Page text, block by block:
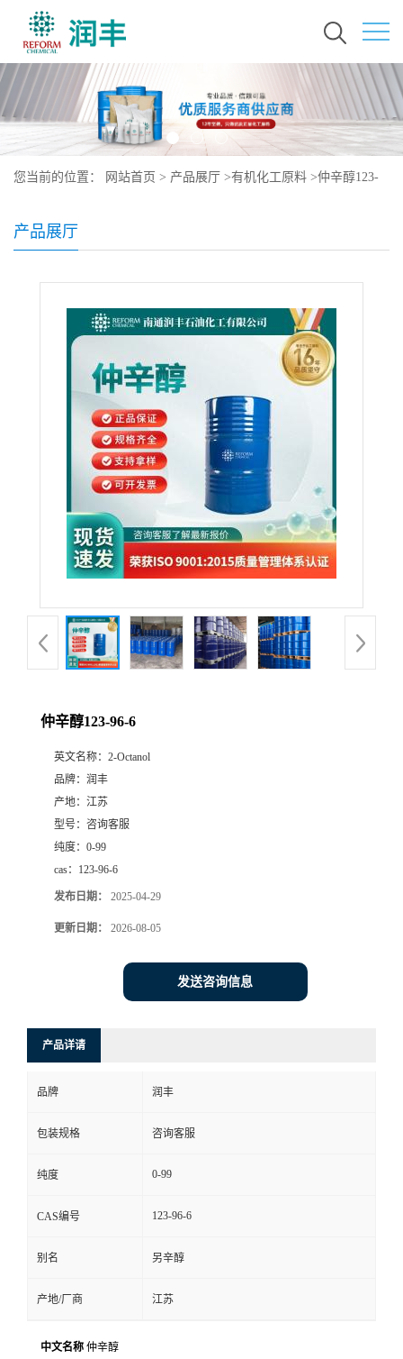
您当前的位置： 网站首页 > 产品展厅 >有机化工原料 >仲辛醇123-
产品展厅
仲辛醇123-96-6
英文名称： 2-Octanol
品牌： 润丰
产地： 江苏
型号： 咨询客服
纯度： 0-99
cas： 123-96-6
发布日期： 2025-04-29
更新日期： 2026-08-05
发送咨询信息
产品详请
品牌 润丰
包装规格 咨询客服
纯度 0-99
CAS编号 123-96-6
别名 另辛醇
产地/厂商 江苏
中文名称 仲辛醇